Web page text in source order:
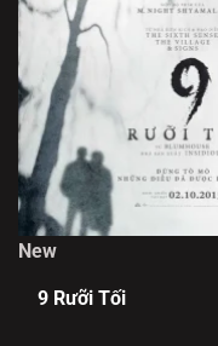
New
9 Rưỡi Tối